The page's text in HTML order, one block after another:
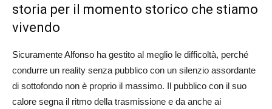
storia per il momento storico che stiamo
vivendo
Sicuramente Alfonso ha gestito al meglio le difficoltà, perché
condurre un reality senza pubblico con un silenzio assordante
di sottofondo non è proprio il massimo. Il pubblico con il suo
calore segna il ritmo della trasmissione e da anche ai